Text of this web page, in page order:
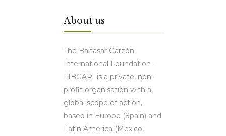
About us
The Baltasar Garzón
International Foundation -
FIBGAR- is a private, non-
profit organisation with a
global scope of action,
based in Europe (Spain) and
Latin America (Mexico,